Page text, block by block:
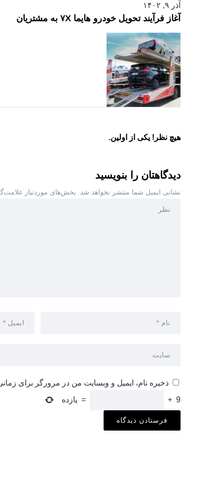
آذر ۹, ۱۴۰۲
آغاز فرآیند تحویل خودرو هایما ۷X به مشتریان
هیچ نظر! یکی از اولین.
دیدگاهتان را بنویسید
نشانی ایمیل شما منتشر نخواهد شد. بخش‌های موردنیاز
ذخیره نام، ایمیل و وبسایت من در مرورگر برای
9
+
= یازده